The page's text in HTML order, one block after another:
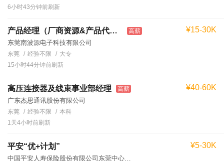
6小时43分钟前刷新
产品经理（厂商资源&产品代理方向） 高薪
东莞南波源电子科技有限公司
¥15-30K
东莞 经验不限
大专
15小时44分钟前刷新
高压连接器及线束事业部经理 高薪
广东杰思通讯股份有限公司
¥40-60K
东莞 经验不限
本科
1天4小时前刷新
平安“优+计划” ¥5-30K